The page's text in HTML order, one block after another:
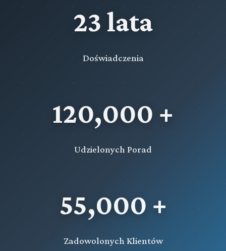
23 lata
Doświadczenia
120,000 +
Udzielonych Porad
55,000 +
Zadowolonych Klientów